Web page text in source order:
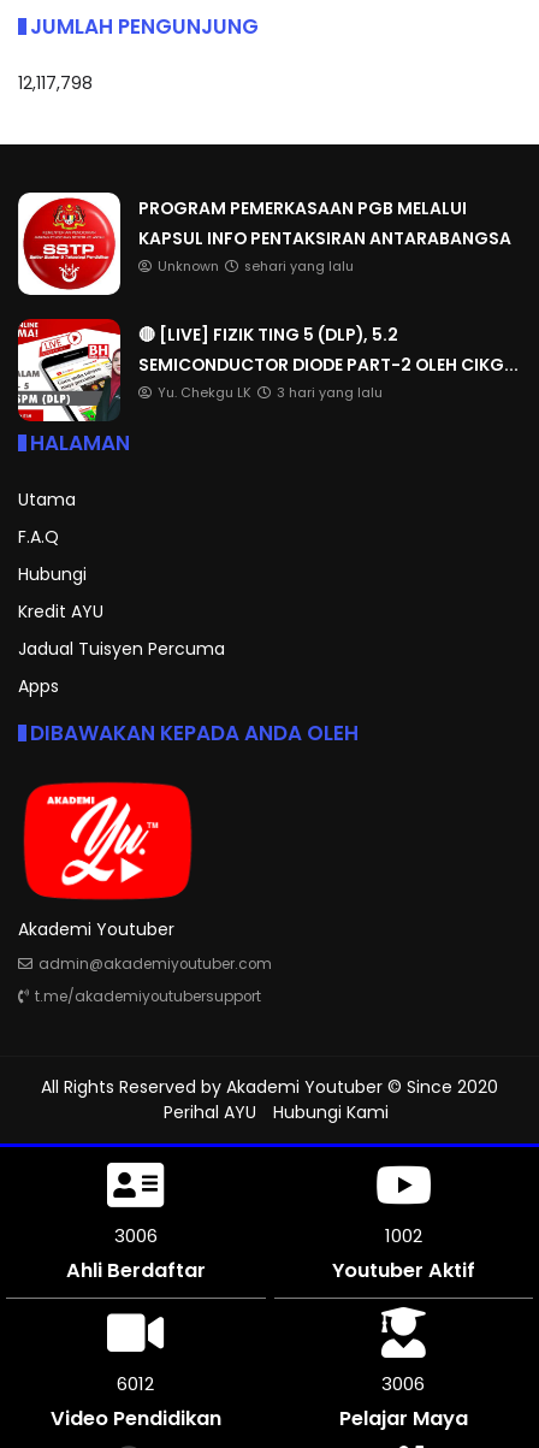
JUMLAH PENGUNJUNG
12,117,798
PROGRAM PEMERKASAAN PGB MELALUI
KAPSUL INFO PENTAKSIRAN ANTARABANGSA
Unknown sehari yang lalu
🔴 [LIVE] FIZIK TING 5 (DLP), 5.2
SEMICONDUCTOR DIODE PART-2 OLEH CIKG...
Yu. Chekgu LK 3 hari yang lalu
HALAMAN
Utama
F.A.Q
Hubungi
Kredit AYU
Jadual Tuisyen Percuma
Apps
DIBAWAKAN KEPADA ANDA OLEH
Akademi Youtuber
admin@akademiyoutuber.com
t.me/akademiyoutubersupport
All Rights Reserved by Akademi Youtuber © Since 2020
Perihal AYU
Hubungi Kami
3366
Ahli Berdaftar
1122
Youtuber Aktif
6732
Video Pendidikan
3363
Pelajar Maya